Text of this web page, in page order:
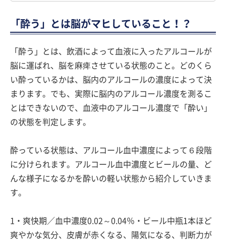
「酔う」とは脳がマヒしていること！？
「酔う」とは、飲酒によって血液に入ったアルコールが
脳に運ばれ、脳を麻痺させている状態のこと。どのくら
い酔っているかは、脳内のアルコールの濃度によって決
まります。でも、実際に脳内のアルコール濃度を測るこ
とはできないので、血液中のアルコール濃度で「酔い」
の状態を判定します。
酔っている状態は、アルコール血中濃度によって６段階
に分けられます。アルコール血中濃度とビールの量、ど
んな様子になるかを酔いの軽い状態から紹介していきま
す。
1・爽快期／血中濃度0.02～0.04％・ビール中瓶1本ほど
爽やかな気分、皮膚が赤くなる、陽気になる、判断力が